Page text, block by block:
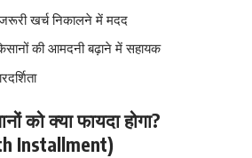
खर्च निकालने में मदद
की आमदनी बढ़ाने में सहायक
को क्या फायदा होगा?
Installment)